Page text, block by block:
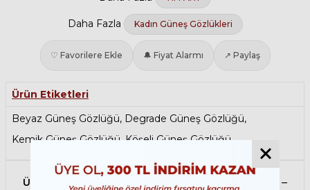
Daha Fazla Kadın Güneş Gözlükleri
♡ Favorilere Ekle 🔔 Fiyat Alarmı ↗ Paylaş
Ürün Etiketleri
Beyaz Güneş Gözlüğü, Degrade Güneş Gözlüğü,
Kemik Güneş Gözlüğü,Köşeli Güneş Gözlüğü
Ürün Açıklaması